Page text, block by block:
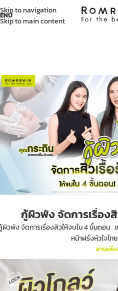
Skip to navigation
Skip to main content
กู้ผิวพัง จัดการเรื่อง
ผิวพัง จัดการเรื่องสิวให้จบใน 4 ขั้นตอน
หน้าฝรั่งหัวใจไท
อ่านเพิ่